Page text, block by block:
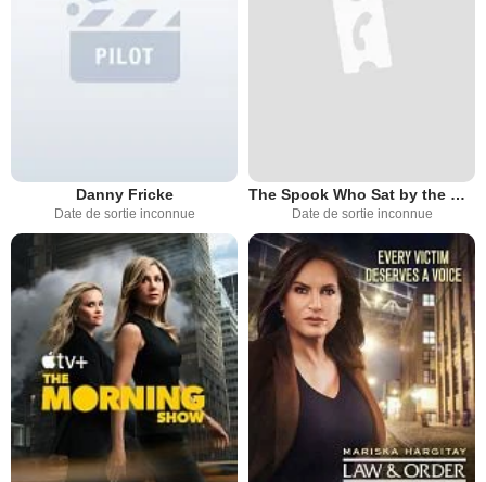
Danny Fricke
Date de sortie inconnue
The Spook Who Sat by the Door
Date de sortie inconnue